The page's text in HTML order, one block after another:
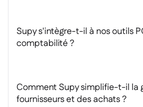
Supy s'intègre-t-il à nos outils
comptabilité ?
Comment Supy simplifie-t-il la
fournisseurs et des achats ?